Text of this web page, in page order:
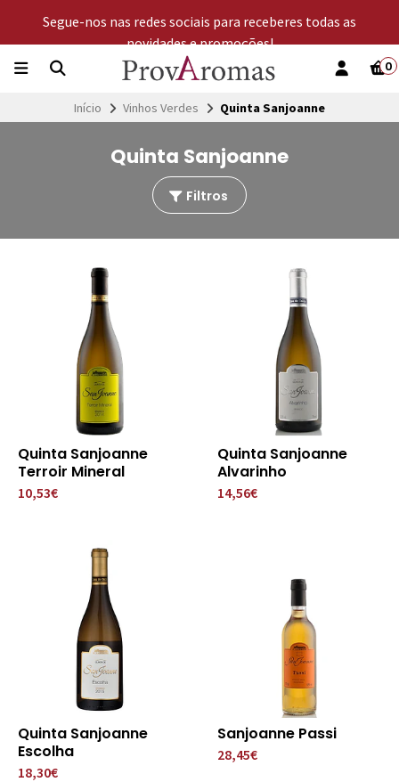
Segue-nos nas redes sociais para receberes todas as
novidades e promoções!
0
Início Vinhos Verdes Quinta Sanjoanne
Quinta Sanjoanne
Filtros
Quinta Sanjoanne
Terroir Mineral
10,53€
Quinta Sanjoanne
Alvarinho
14,56€
Quinta Sanjoanne
Escolha
18,30€
Sanjoanne Passi
28,45€